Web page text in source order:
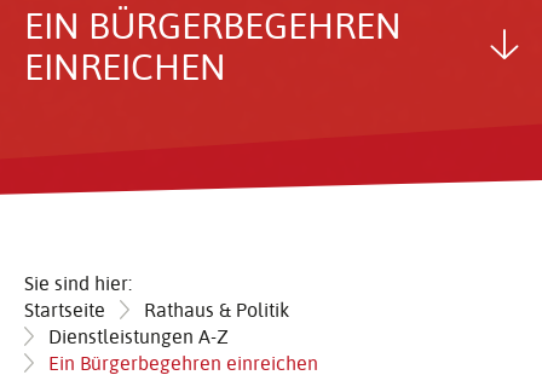
EIN BÜRGER­BE­GEHREN
EINREI­CHEN
Sie sind hier:
Startseite
Rathaus & Politik
Dienstleistungen A-Z
Ein Bürgerbegehren einreichen